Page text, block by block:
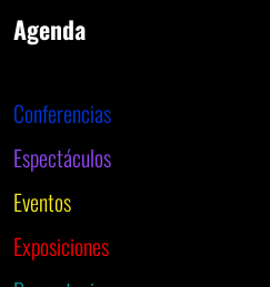
Agenda
Conferencias
Espectáculos
Eventos
Exposiciones